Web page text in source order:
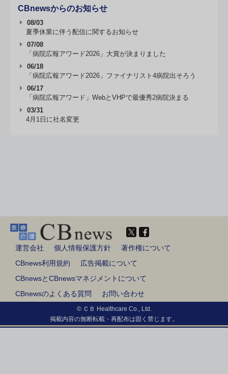
CBnewsからのお知らせ
08/03
夏季休業に伴う配信に関するお知らせ
07/08
「病院広報アワード2026」大賞が決まりました
06/18
「病院広報アワード2026」ファイナリスト4病院出そろう
06/17
「病院広報アワード」WebとVHPで最優秀2病院決まる
03/31
4月1日に社名変更
運営会社 個人情報保護方針
著作権について
CBnews利用規約
広告掲載について
CBnewsとCBnewsマネジメントについて
CBnewsのよくある質問
お問い合わせ
© ＣＢ Healthcare Co., Ltd.
掲載内容の無断転載・再配布は固く禁じます。